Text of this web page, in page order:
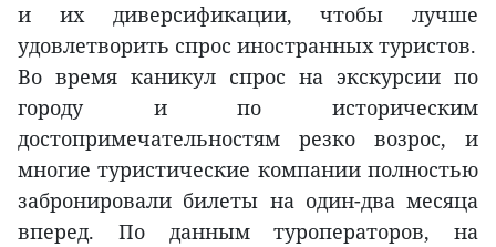
и их диверсификации, чтобы лучше
удовлетворить спрос иностранных туристов.
Во время каникул спрос на экскурсии по
городу и по историческим
достопримечательностям резко возрос, и
многие туристические компании полностью
забронировали билеты на один-два месяца
вперед. По данным туроператоров, на